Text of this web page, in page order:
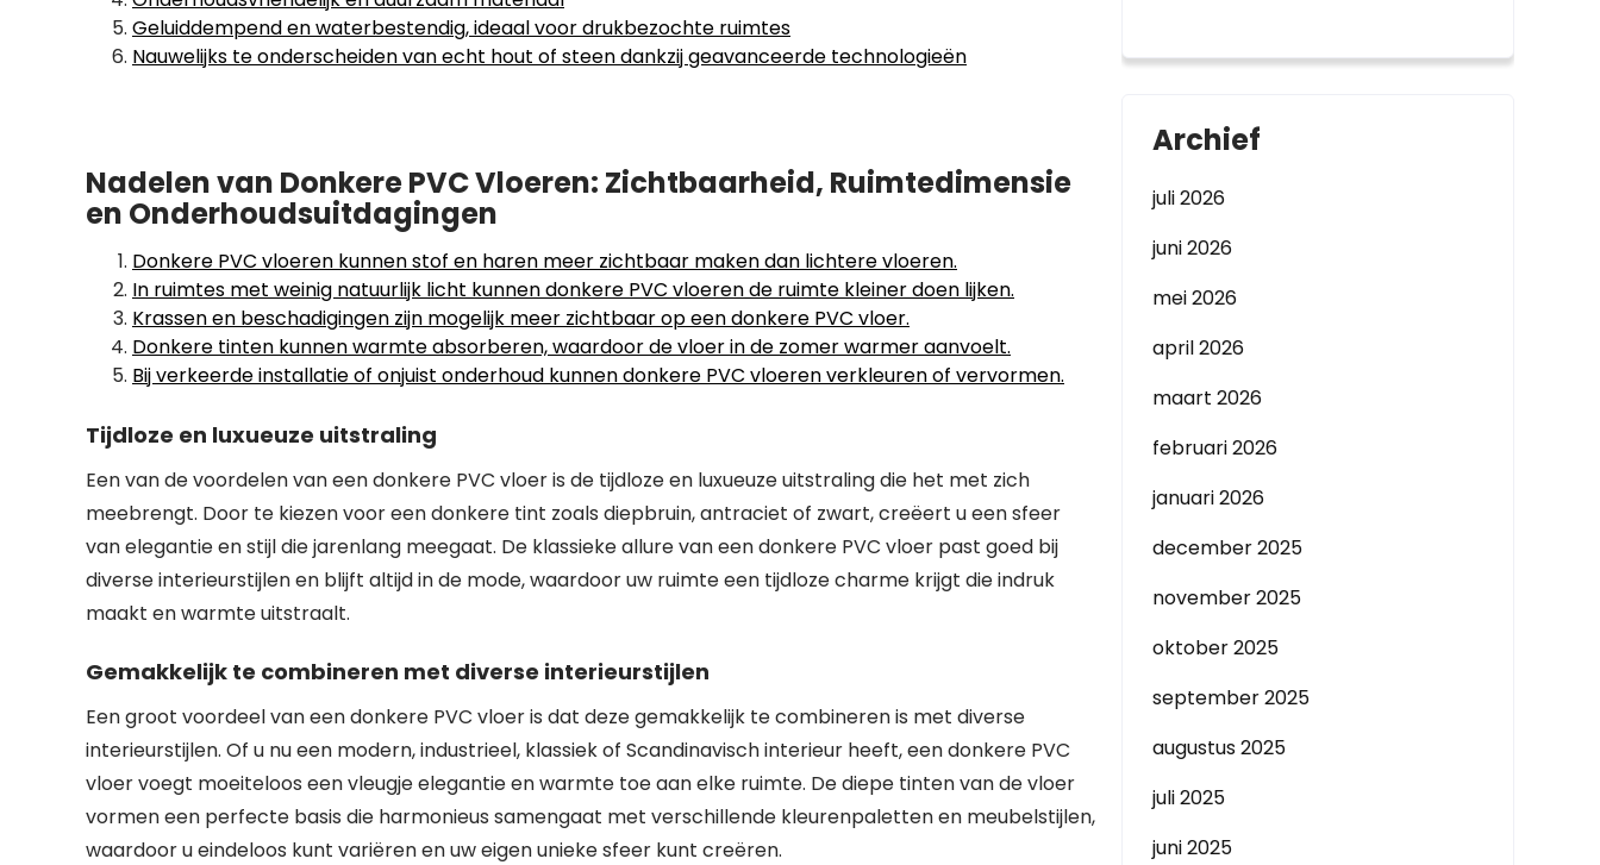
Geluiddempend en waterbestendig, ideaal voor drukbezochte ruimtes
Nauwelijks te onderscheiden van echt hout of steen dankzij geavanceerde technologieën
Nadelen van Donkere PVC Vloeren: Zichtbaarheid, Ruimtedimensie
en Onderhoudsuitdagingen
Donkere PVC vloeren kunnen stof en haren meer zichtbaar maken dan lichtere vloeren.
In ruimtes met weinig natuurlijk licht kunnen donkere PVC vloeren de ruimte kleiner doen lijken.
Krassen en beschadigingen zijn mogelijk meer zichtbaar op een donkere PVC vloer.
Donkere tinten kunnen warmte absorberen, waardoor de vloer in de zomer warmer aanvoelt.
Bij verkeerde installatie of onjuist onderhoud kunnen donkere PVC vloeren verkleuren of vervormen.
Tijdloze en luxueuze uitstraling
Een van de voordelen van een donkere PVC vloer is de tijdloze en luxueuze uitstraling die het met zich
meebrengt. Door te kiezen voor een donkere tint zoals diepbruin, antraciet of zwart, creëert u een sfeer
van elegantie en stijl die jarenlang meegaat. De klassieke allure van een donkere PVC vloer past goed bij
diverse interieurstijlen en blijft altijd in de mode, waardoor uw ruimte een tijdloze charme krijgt die indruk
maakt en warmte uitstraalt.
Gemakkelijk te combineren met diverse interieurstijlen
Een groot voordeel van een donkere PVC vloer is dat deze gemakkelijk te combineren is met diverse
interieurstijlen. Of u nu een modern, industrieel, klassiek of Scandinavisch interieur heeft, een donkere PVC
vloer voegt moeiteloos een vleugje elegantie en warmte toe aan elke ruimte. De diepe tinten van de vloer
vormen een perfecte basis die harmonieus samengaat met verschillende kleurenpaletten en meubelstijlen,
waardoor u eindeloos kunt variëren en uw eigen unieke sfeer kunt creëren.
Archief
juli 2026
juni 2026
mei 2026
april 2026
maart 2026
februari 2026
januari 2026
december 2025
november 2025
oktober 2025
september 2025
augustus 2025
juli 2025
juni 2025